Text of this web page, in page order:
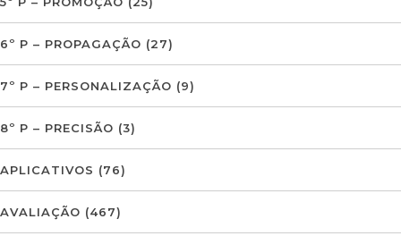
6º P – PROPAGAÇÃO (27)
7º P – PERSONALIZAÇÃO (9)
8º P – PRECISÃO (3)
APLICATIVOS (76)
AVALIAÇÃO (467)